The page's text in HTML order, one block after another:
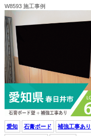
W8593 施工事例
愛知 石膏ボード 補強工事あり